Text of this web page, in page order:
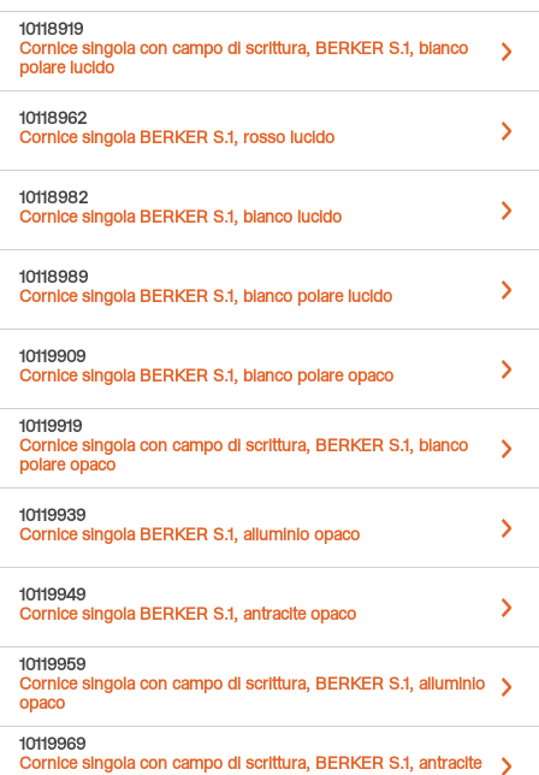
10118919
Cornice singola con campo di scrittura, BERKER S.1, bianco
polare lucido
10118962
Cornice singola BERKER S.1, rosso lucido
10118982
Cornice singola BERKER S.1, bianco lucido
10118989
Cornice singola BERKER S.1, bianco polare lucido
10119909
Cornice singola BERKER S.1, bianco polare opaco
10119919
Cornice singola con campo di scrittura, BERKER S.1, bianco
polare opaco
10119939
Cornice singola BERKER S.1, alluminio opaco
10119949
Cornice singola BERKER S.1, antracite opaco
10119959
Cornice singola con campo di scrittura, BERKER S.1, alluminio
opaco
10119969
Cornice singola con campo di scrittura, BERKER S.1, antracite